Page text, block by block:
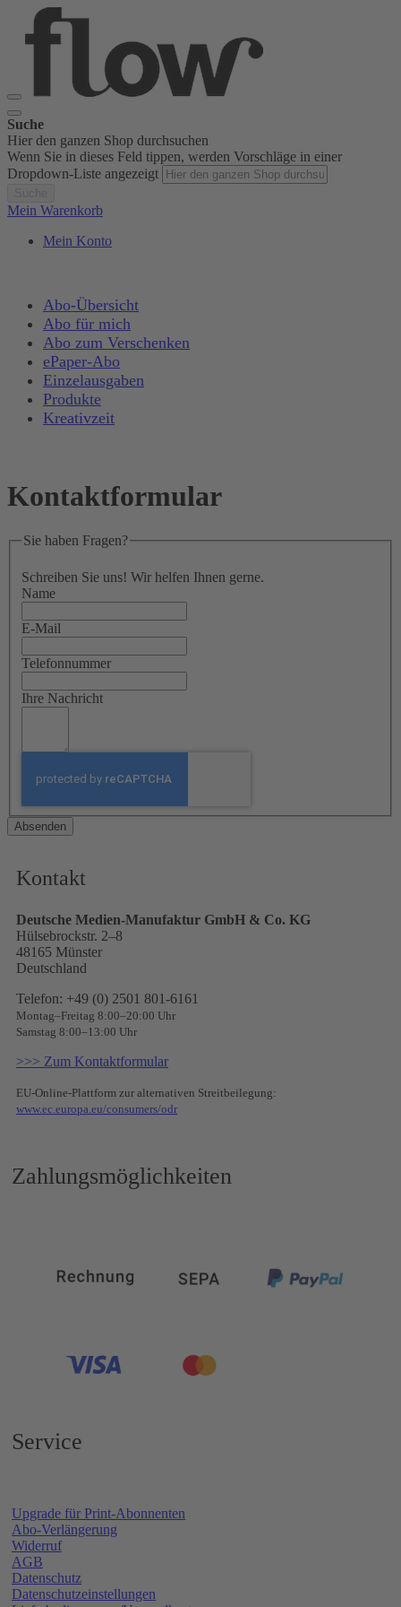
Suche
Hier den ganzen Shop durchsuchen
Wenn Sie in dieses Feld tippen, werden Vorschläge in einer
Dropdown-Liste angezeigt
Mein Warenkorb
Mein Konto
Abo-Übersicht
Abo für mich
Abo zum Verschenken
ePaper-Abo
Einzelausgaben
Produkte
Kreativzeit
Kontaktformular
Sie haben Fragen?
Schreiben Sie uns! Wir helfen Ihnen gerne.
Name
E-Mail
Telefonnummer
Ihre Nachricht
Absenden
Kontakt
Deutsche Medien-Manufaktur GmbH & Co. KG
Hülsebrockstr. 2–8
48165 Münster
Deutschland
Telefon: +49 (0) 2501 801-6161
Montag–Freitag 8:00–20:00 Uhr
Samstag 8:00–13:00 Uhr
>>> Zum Kontaktformular
EU-Online-Plattform zur alternativen Streitbeilegung:
www.ec.europa.eu/consumers/odr
Zahlungsmöglichkeiten
Service
Upgrade für Print-Abonnenten
Abo-Verlängerung
Widerruf
AGB
Datenschutz
Datenschutzeinstellungen